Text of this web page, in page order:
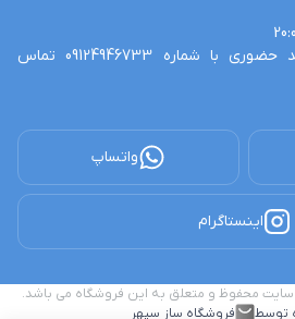
واتساپ
اینستاگرام
محفوظ و متعلق به این فروشگاه می باشد.
توسط
فروشگاه ساز سپهر